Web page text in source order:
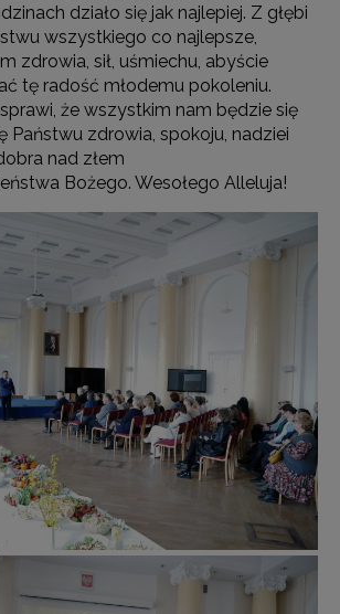
działo się jak najlepiej. Z głębi
wszystkiego co najlepsze,
zdrowia, sił, uśmiechu, abyście
tę radość młodemu pokoleniu.
że wszystkim nam będzie się
Państwu zdrowia, spokoju, nadziei
nad złem
Bożego. Wesołego Alleluja!